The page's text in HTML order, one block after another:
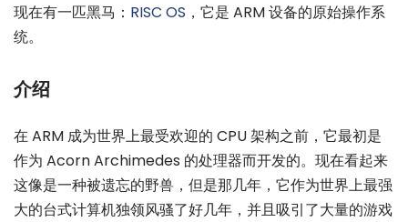
现在有一匹黑马： RISC OS ，它是 ARM 设备的原始操作系
统。
介绍
在 ARM 成为世界上最受欢迎的 CPU 架构之前，它最初是
作为 Acorn Archimedes 的处理器而开发的。现在看起来
这像是一种被遗忘的野兽，但是那几年，它作为世界上最强
大的台式计算机独领风骚了好几年，并且吸引了大量的游戏